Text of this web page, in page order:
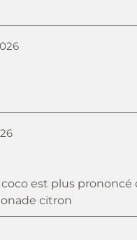
est plus prononcé
citron